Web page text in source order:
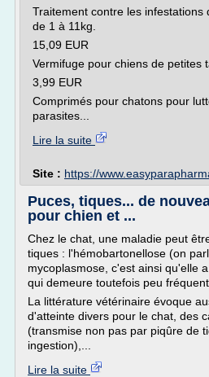
Traitement contre les infestations
de 1 à 11kg.
15,09 EUR
Vermifuge pour chiens de petites
3,99 EUR
Comprimés pour chatons pour
parasites...
Lire la suite
Site : https://
Puces, tiques... de
pour chien et ...
Chez le chat, une maladie peut
tiques : l'hémobartonellose (on
mycoplasmose, c'est ainsi qu'elle
qui demeure toutefois peu
La littérature vétérinaire évoque
d'atteinte divers pour le chat, des
(transmise non pas par piqûre de
ingestion),...
Lire la suite